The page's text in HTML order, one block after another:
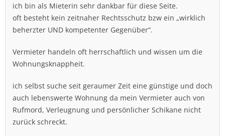
ich bin als Mieterin sehr dankbar für diese Seite.
oft besteht kein zeitnaher Rechtsschutz bzw ein „wirklich
beherzter UND kompetenter Gegenüber“.
Vermieter handeln oft herrschaftlich und wissen um die
Wohnungsknappheit.
ich selbst suche seit geraumer Zeit eine günstige und doch
auch lebenswerte Wohnung da mein Vermieter auch von
Rufmord, Verleugnung und persönlicher Schikane nicht
zurück schreckt.